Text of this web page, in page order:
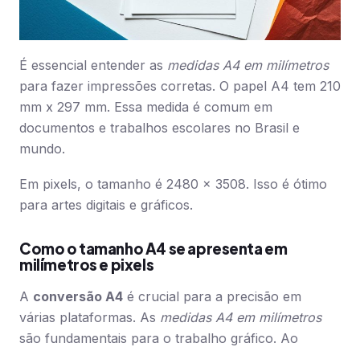
É essencial entender as medidas A4 em milímetros
para fazer impressões corretas. O papel A4 tem 210
mm x 297 mm. Essa medida é comum em
documentos e trabalhos escolares no Brasil e
mundo.
Em pixels, o tamanho é 2480 x 3508. Isso é ótimo
para artes digitais e gráficos.
Como o tamanho A4 se apresenta em
milímetros e pixels
A conversão A4 é crucial para a precisão em
várias plataformas. As medidas A4 em milímetros
são fundamentais para o trabalho gráfico. Ao